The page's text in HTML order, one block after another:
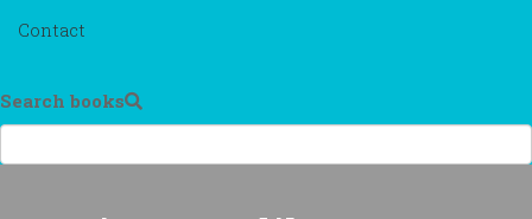
Contact
Search books